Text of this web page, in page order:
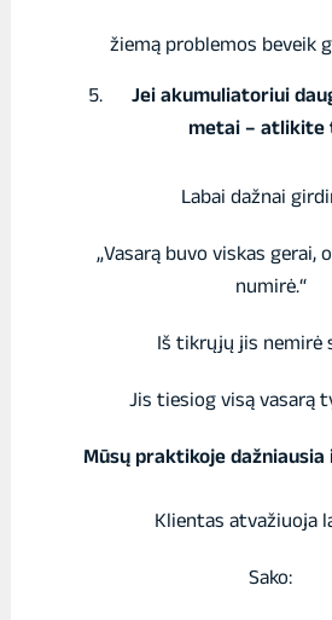
žiemą problemos beveik
Jei akumuliatoriui
metai – atlikite
Labai dažnai
„Vasarą buvo viskas gerai,
numirė.“
Iš tikrųjų jis nemirė
Jis tiesiog visą vasarą
Mūsų praktikoje
Klientas atvažiuoja
Sako: